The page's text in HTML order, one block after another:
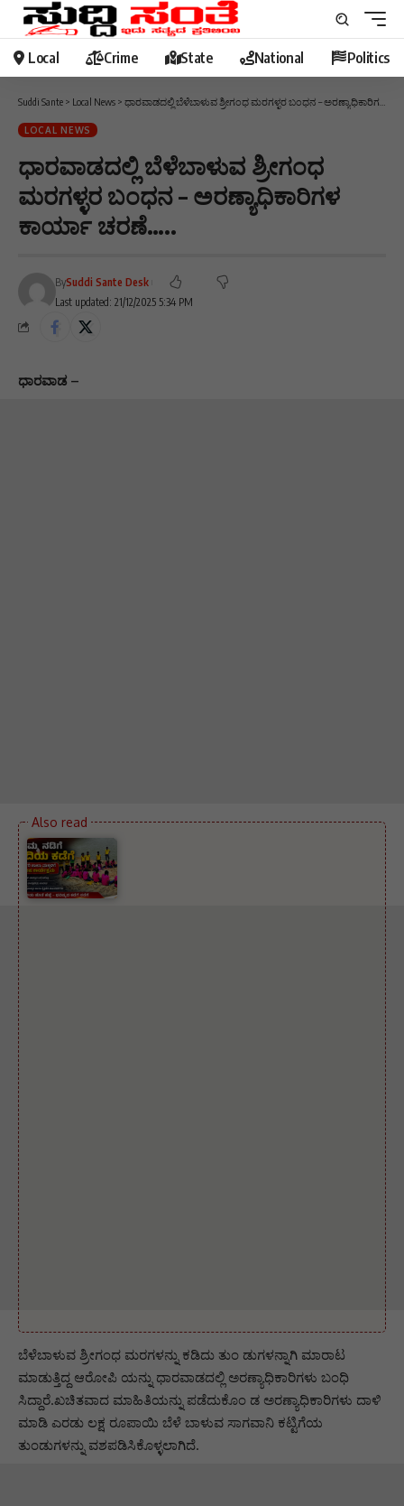
Local Crime State National Politics
Suddi Sante > Local News > ಧಾರವಾಡದಲ್ಲಿ ಬೆಳೆಬಾಳುವ ಶ್ರೀಗಂಧ ಮರಗಳ್ಳರ ಬಂಧನ – ಅರಣ್ಯಾಧಿಕಾರಿಗಳ ಕಾರ್ಯಾ ಚರಣೆ…..
LOCAL NEWS
ಧಾರವಾಡದಲ್ಲಿ ಬೆಳೆಬಾಳುವ ಶ್ರೀಗಂಧ
ಮರಗಳ್ಳರ ಬಂಧನ – ಅರಣ್ಯಾಧಿಕಾರಿಗಳ
ಕಾರ್ಯಾ ಚರಣೆ…..
Last updated: 21/12/2025 5:34 PM
BySuddi Sante Desk
ಧಾರವಾಡ –
ಬೆಳೆಬಾಳುವ ಶ್ರೀಗಂಧ ಮರಗಳನ್ನು ಕಡಿದು ತುಂ ಡುಗಳನ್ನಾಗಿ ಮಾರಾಟ
ಮಾಡುತ್ತಿದ್ದ ಆರೋಪಿ ಯನ್ನು ಧಾರವಾಡದಲ್ಲಿ ಅರಣ್ಯಾಧಿಕಾರಿಗಳು ಬಂಧಿ
ಸಿದ್ದಾರೆ.ಖಚಿತವಾದ ಮಾಹಿತಿಯನ್ನು ಪಡೆದುಕೊಂ ಡ ಅರಣ್ಯಾಧಿಕಾರಿಗಳು ದಾಳಿ
ಮಾಡಿ ಎರಡು ಲಕ್ಷ ರೂಪಾಯಿ ಬೆಳೆ ಬಾಳುವ ಸಾಗವಾನಿ ಕಟ್ಟಿಗೆಯ
ತುಂಡುಗಳನ್ನು ವಶಪಡಿಸಿಕೊಳ್ಳಲಾಗಿದೆ.